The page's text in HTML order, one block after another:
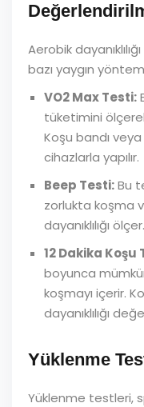
Aerobik
bazı yaygın
VO2 Max Testi:
tüketimini
Koşu bandı
cihazlarla yapılır.
Beep Testi:Bu
zorlukta koşma
dayanıklılığı ölçer.
12 Dakika Koşu
boyunca
koşmayı içerir.
dayanıklılığı
Yüklenme
Yüklenme testleri,